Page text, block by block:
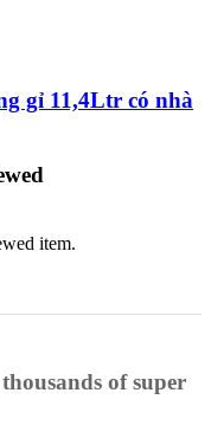
gỉ 11,4Ltr có nhà
item.
of super